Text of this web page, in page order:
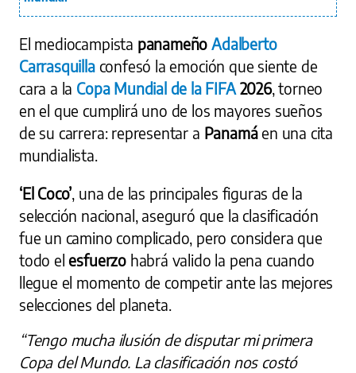
El mediocampista panameño Adalberto
Carrasquillaconfesó la emoción que siente de
cara a la Copa Mundial de la FIFA2026, torneo
en el que cumplirá uno de los mayores sueños
de su carrera: representar a Panamáen una cita
mundialista.
‘El Coco’ , una de las principales figuras de la
selección nacional, aseguró que la clasificación
fue un camino complicado, pero considera que
todo el esfuerzo habrá valido la pena cuando
llegue el momento de competir ante las mejores
selecciones del planeta.
“Tengo mucha ilusión de disputar mi primera
Copa del Mundo. La clasificación nos costó